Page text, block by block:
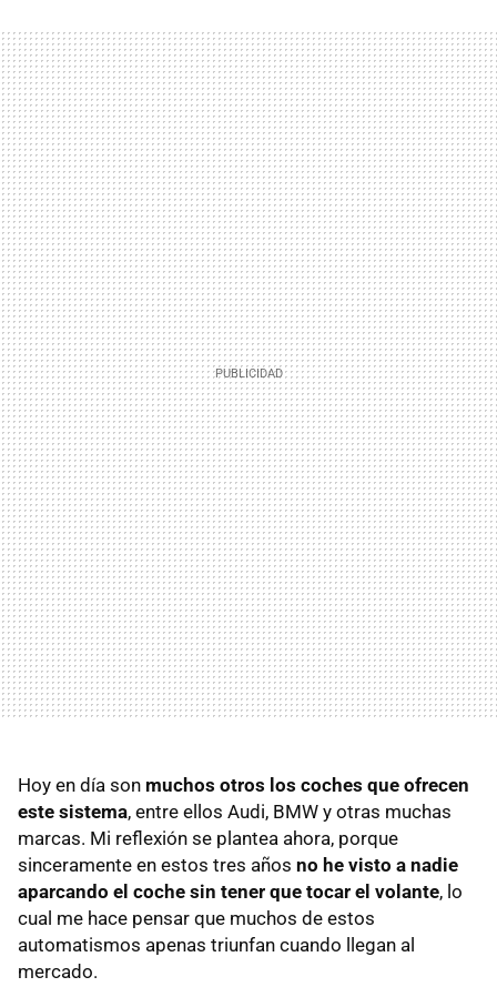
Hoy en día son muchos otros los coches que ofrecen
este sistema, entre ellos Audi, BMW y otras muchas
marcas. Mi reflexión se plantea ahora, porque
sinceramente en estos tres años no he visto a nadie
aparcando el coche sin tener que tocar el volante, lo
cual me hace pensar que muchos de estos
automatismos apenas triunfan cuando llegan al
mercado.